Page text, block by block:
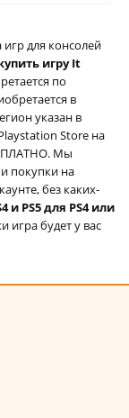
для консолей
игру It
по
в
указан в
Store на
Мы
и покупки на
без каких-
и PS5 для PS4 или
игра будет у вас